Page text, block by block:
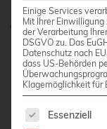
Haben
0800
+49
Einige Services
Mit Ihrer
der Verarbeitung
DSGVO zu. Das
Datenschutz nach
dass US-Behörden
Klagemöglichkeit für
Es folgt eine
Essenziell